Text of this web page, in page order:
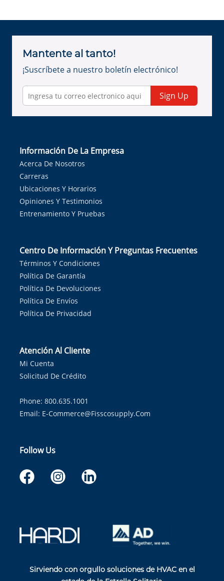
Mantente al tanto!
¡Suscríbete a nuestro boletín electrónico!
Sign Up
Información De La Empresa
Acerca De Nosotros
Carreras
Ubicaciones Y Horarios
Opiniones Y Testimonios
Entrenamiento Y Pruebas
Centro De Información Y Preguntas Frecuentes
Términos Y Condiciones
Política De Garantía
Política De Devoluciones
Política De Envíos
Política De Privacidad
Atención Al Cliente
Mi Cuenta
Solicitud De Crédito
Phone: 800.635.1001
Email: E-Commerce@fisscosupply.com
Follow Us
Sirviendo con orgullo soluciones de HVAC en el